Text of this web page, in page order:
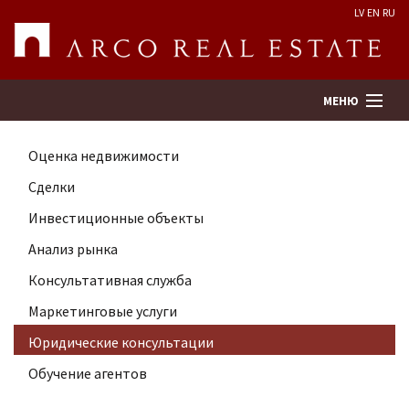
LV EN RU
МЕНЮ
Поиск
Оценка недвижимости
Предприятие
Услуги
Kонтакты
Оценка недвижимости
Сделки
Инвестиционные объекты
Анализ рынка
Консультативная служба
Маркетинговые услуги
Юридические консультации
Обучение агентов